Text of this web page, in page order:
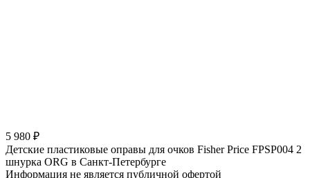
5 980 ₽
Детские пластиковые оправы для очков Fisher Price FPSP004 2
шнурка ORG в Санкт-Петербурге
Информация не является публичной офертой